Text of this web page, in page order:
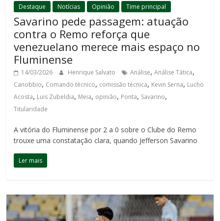
Destaque Notícias Opinião Time principal
Savarino pede passagem: atuação
contra o Remo reforça que
venezuelano merece mais espaço no
Fluminense
14/03/2026 Henrique Salvato Análise,Análise Tática,
Canobbio, Comando técnico, comissão técnica, Kevin Serna, Lucho
Acosta, Luis Zubeldia, Meia, opinião, Ponta, Savarino,
Titularidade
A vitória do Fluminense por 2 a 0 sobre o Clube do Remo
trouxe uma constatação clara, quando Jefferson Savarino
Ler mais